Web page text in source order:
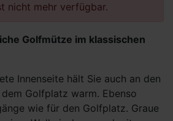
nicht mehr verfügbar.
Golfmütze im klassischen
Innenseite hält Sie auch an den
Golfplatz warm. Ebenso
wie für den Golfplatz. Graue